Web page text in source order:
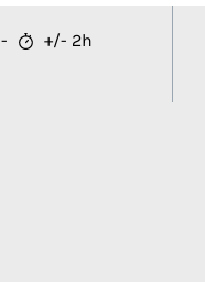
+/- 2h